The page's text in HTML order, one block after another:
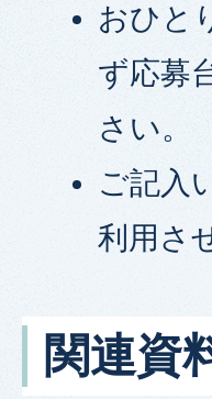
おひと
ず応募
さい。
ご記入
利用さ
関連資